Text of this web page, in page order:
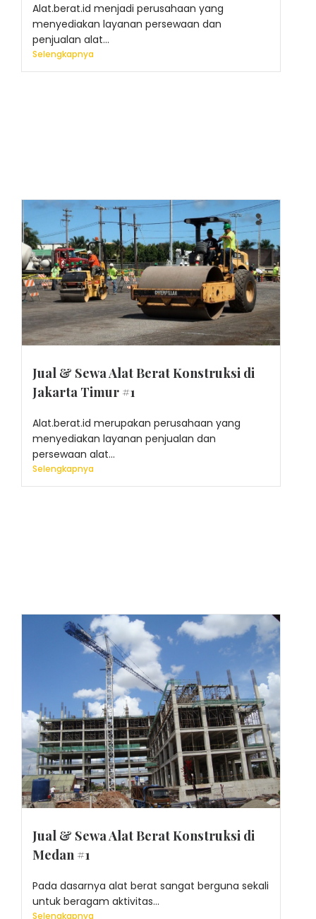
Alat.berat.id menjadi perusahaan yang
menyediakan layanan persewaan dan
penjualan alat...
Selengkapnya
Jual & Sewa Alat Berat Konstruksi di
Jakarta Timur #1
Alat.berat.id merupakan perusahaan yang
menyediakan layanan penjualan dan
persewaan alat...
Selengkapnya
Jual & Sewa Alat Berat Konstruksi di
Medan #1
Pada dasarnya alat berat sangat berguna sekali
untuk beragam aktivitas...
Selengkapnya